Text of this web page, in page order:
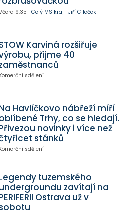
9:35 | Celý MS kraj | Jiří Cileček
STOW Karviná rozšiřuje
přijme 40
zaměstnanců
Komerční sdělení
Na Havlíčkovo nábřeží míří
oblíbené Trhy, co se hledají.
Přivezou novinky i více než
stánků
Komerční sdělení
Legendy tuzemského
undergroundu zavítají na
PERIFERII Ostrava už v
sobotu